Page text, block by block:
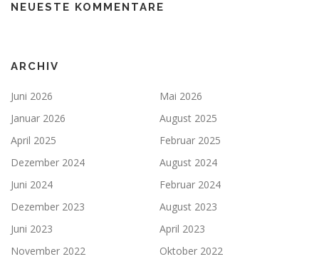
NEUESTE KOMMENTARE
ARCHIV
Juni 2026
Mai 2026
Januar 2026
August 2025
April 2025
Februar 2025
Dezember 2024
August 2024
Juni 2024
Februar 2024
Dezember 2023
August 2023
Juni 2023
April 2023
November 2022
Oktober 2022